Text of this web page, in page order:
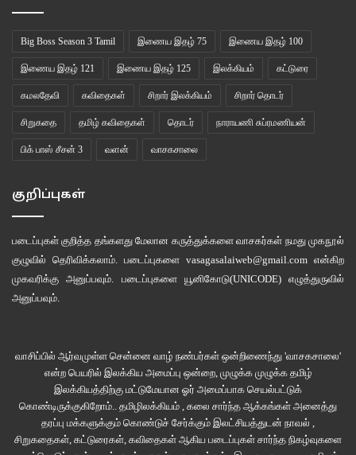
Big Boss Season 3 Tamil இணைய இதழ் 75 இணைய இதழ் 100
இணைய இதழ் 121 இணைய இதழ் 125 இலக்கியம் கட்டுரை
கமலதேவி கவிதைகள் சிறார் இலக்கியம் சிறார் தொடர்
சிறுகதை தமிழ் கவிதைகள் தொடர் நாராயணி சுப்ரமணியன்
பிக் பாஸ் சீசன் 3 வளன் வாசகசாலை
குறிப்புகள்
படைப்புகள் குறித்த தங்களது மேலான கருத்துக்களை வாசகர்கள் நமது முகநூல்
குழுவில் தெரிவிக்கலாம். படைப்புகளை vasagasalaiweb@gmail.com என்கிற
முகவரிக்கு அனுப்பவும். படைப்புகளை யூனிகோடு(UNICODE)எழுத்துருவில்
அனுப்பவும்.
வாசிப்பில் ஆர்வமுள்ள சென்னை வாழ் நண்பர்கள் ஒன்றிணைந்து 'வாசகசாலை'
என்ற பெயரில் இலக்கிய அமைப்பு ஒன்றை, முழுக்க முழுக்க தமிழ்
இலக்கியத்திற்கு மட்டுமேயான ஓர் அமைப்பாக செயல்பட்டுக்
கொண்டிருக்குகிறோம்.. தமிழிலக்கியம் , கலை சார்ந்த ஆக்கங்கள் அனைத்து
தரப்பு மக்களுக்கும் கொண்டுச் சேர்க்கும் இலட்சியத்துடன் நாவல் ,
சிறுகதைகள், கட்டுரைகள், கவிதைகள் ஆகிய படைப்புகள் சார்ந்த நிகழ்வுகளை